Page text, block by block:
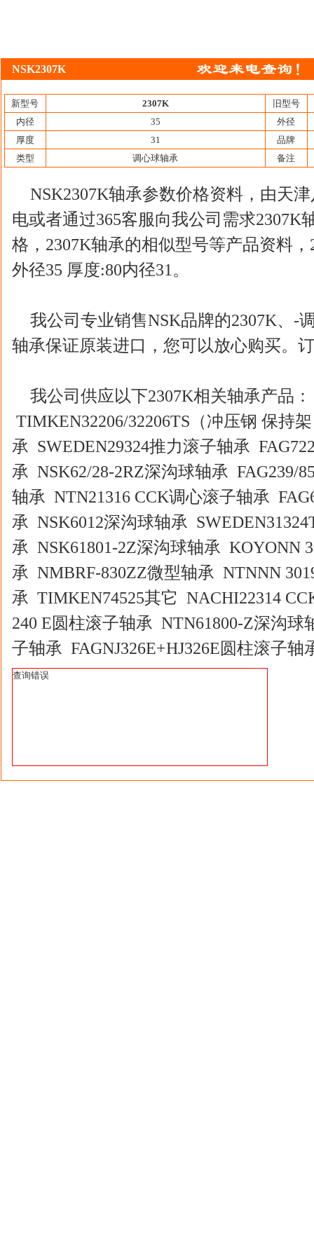
NSK2307K
新型号 2307K
旧型号
内径
35
外径
厚度
31
品牌
类型
调心球轴承 备注
NSK2307K轴承参数价格资料，由天
电或者通过365客服向我公司需求2307K
格，2307K轴承的相似型号等产品资料
外径35 厚度:80内径31。
我公司专业销售NSK品牌的2307K、-
轴承保证原装进口，您可以放心购买。
我公司供应以下2307K相关轴承产品：
TIMKEN32206/32206TS（冲压钢 保持
承 SWEDEN29324推力滚子轴承
承 NSK62/28-2RZ深沟球轴承 FAG239/
轴承 NTN21316 CCK调心滚子轴承
承 NSK6012深沟球轴承
承 NSK61801-2Z深沟球轴承 KOYONN
承 NMBRF-830ZZ微型轴承 NTNNN
承 TIMKEN74525其它 NACHI22314
240 E圆柱滚子轴承 NTN61800-Z深沟球
子轴承 FAGNJ326E+HJ326E圆柱滚子轴
查询错误